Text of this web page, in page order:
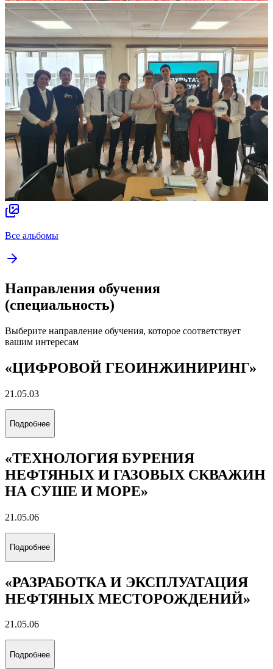
Все альбомы
Направления обучения
(специальность)
Выберите направление обучения, которое соответствует
вашим интересам
«ЦИФРОВОЙ ГЕОИНЖИНИРИНГ»
21.05.03
Подробнее
«ТЕХНОЛОГИЯ БУРЕНИЯ
НЕФТЯНЫХ И ГАЗОВЫХ СКВАЖИН
НА СУШЕ И МОРЕ»
21.05.06
Подробнее
«РАЗРАБОТКА И ЭКСПЛУАТАЦИЯ
НЕФТЯНЫХ МЕСТОРОЖДЕНИЙ»
21.05.06
Подробнее